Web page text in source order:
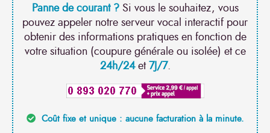
Panne de courant ?Si vous le souhaitez, vous
pouvez appeler notre serveur vocal interactif pour
obtenir des informations pratiques en fonction de
votre situation (coupure générale ou isolée) et ce
24h/24et7J/7.
Coût fixe et unique : aucune facturation à la minute.